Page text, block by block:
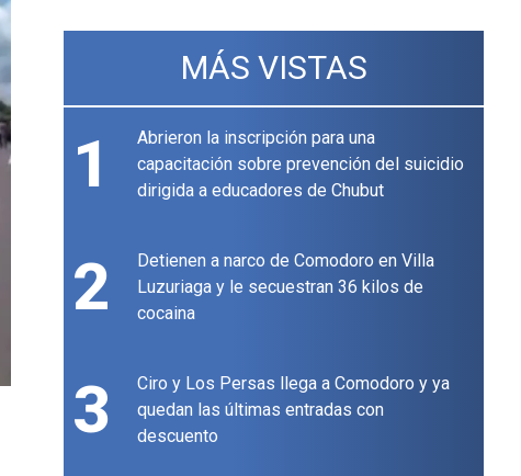
MÁS VISTAS
1
Abrieron la inscripción para una
capacitación sobre prevención del suicidio
dirigida a educadores de Chubut
2
Detienen a narco de Comodoro en Villa
Luzuriaga y le secuestran 36 kilos de
cocaina
3
Ciro y Los Persas llega a Comodoro y ya
quedan las últimas entradas con
descuento